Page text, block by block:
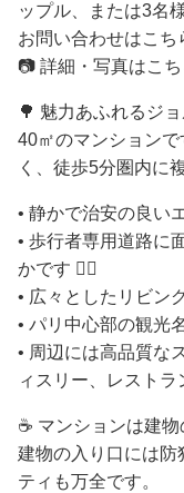
ップル、または3名
お問い合わせはこち
📷 詳細・写真はこち
🌳 魅力あふれるジ
40㎡のマンション
く、徒歩5分圏内に
• 静かで治安の良い
• 歩行者専用道路に
かです 🚶‍♂️
• 広々としたリビン
• パリ中心部の観光
• 周辺には高品質な
ィスリー、レスト
☕ マンションは建
建物の入り口には防
ティも万全です。